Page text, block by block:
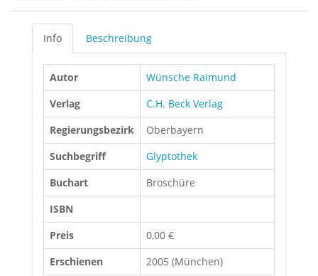
Info Beschreibung
Autor
Wünsche Raimund
Verlag
C.H. Beck Verlag
Regierungsbezirk
Oberbayern
Suchbegriff
Glyptothek
Buchart
Broschüre
ISBN
Preis
0,00 €
Erschienen
2005 (München)